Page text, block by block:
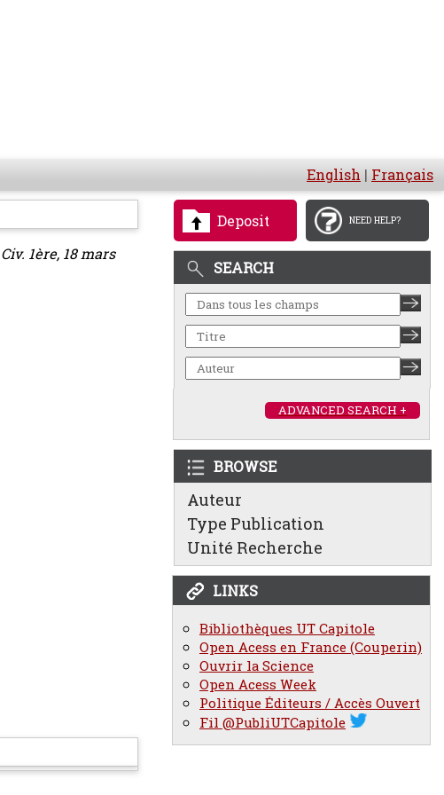
English | Français
Deposit NEED HELP?
SEARCH
ADVANCED SEARCH +
BROWSE
Auteur
Type Publication
Unité Recherche
LINKS
Bibliothèques UT Capitole
Open Acess en France (Couperin)
Ouvrir la Science
Open Acess Week
Politique Éditeurs / Accès Ouvert
Fil @PubliUTCapitole
1ère, 18 mars